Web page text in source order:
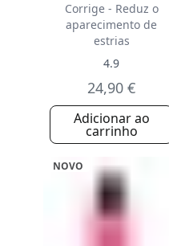
Corrige - Reduz o
aparecimento de
estrias
4.9
24,90 €
Adicionar ao
carrinho
NOVO